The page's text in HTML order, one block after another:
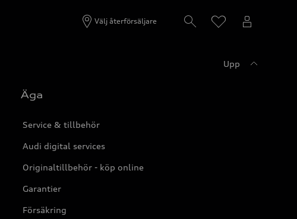
Välj återförsäljare
Upp
Äga
Service & tillbehör
Audi digital services
Originaltillbehör - köp online
Garantier
Försäkring